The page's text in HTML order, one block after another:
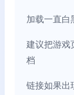
加载一直白
建议把游戏
档
链接如果出